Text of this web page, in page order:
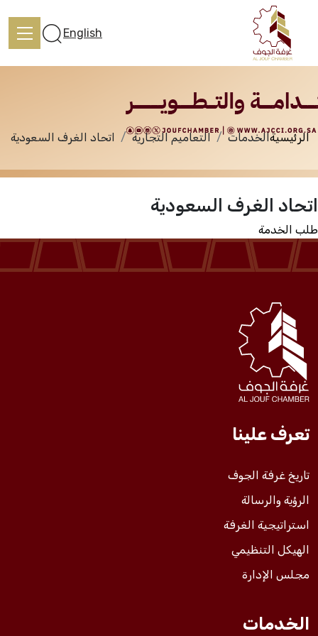
تعرف علينا
الخدمات
المركز الإعلامي
فعاليات الغرفة
فعاليات الجوف
مشاريع الغرفة
English
الخدمات
الرئيسيةالخدمات التعاميم التجارية اتحاد الغرف السعودية
اتحاد الغرف السعودية
طلب الخدمة
تعرف علينا
تاريخ غرفة الجوف
الرؤية والرسالة
استراتيجية الغرفة
الهيكل التنظيمي
مجلس الإدارة
الخدمات